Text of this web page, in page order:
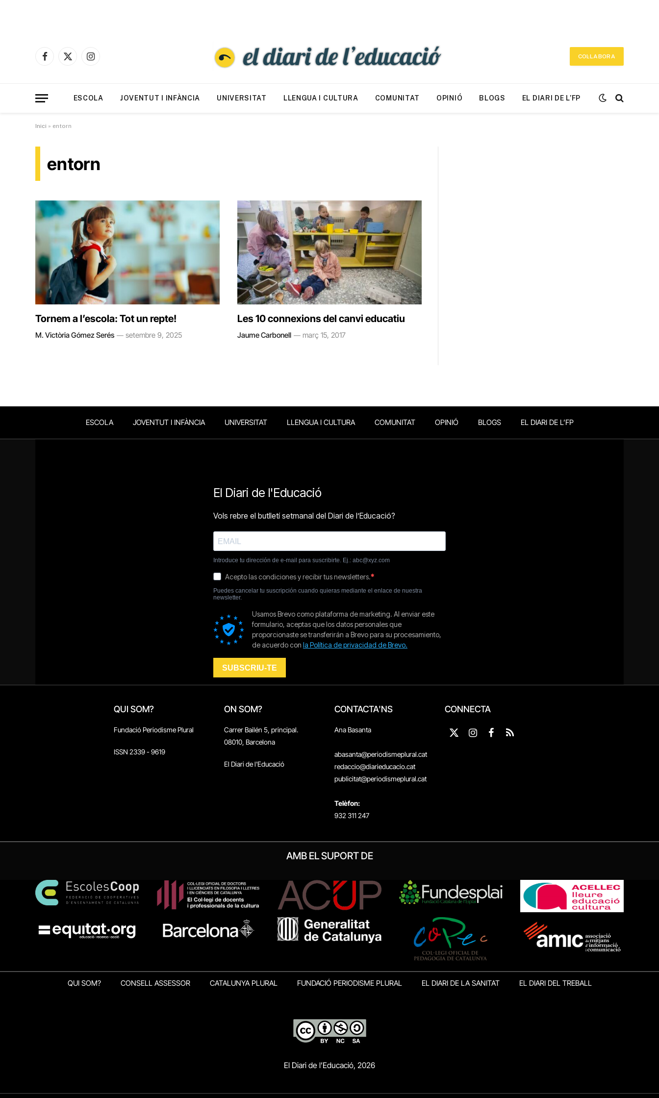
Facebook
X
Instagram
COL·LABORA
ESCOLA JOVENTUT I INFÀNCIA UNIVERSITAT LLENGUA I CULTURA COMUNITAT OPINIÓ BLOGS EL DIARI DE L’FP
Inici » entorn
entorn
Tornem a l’escola: Tot un repte!
M. Victòria Gómez Serés setembre 9, 2025
Les 10 connexions del canvi educatiu
Jaume Carbonell març 15, 2017
ESCOLA JOVENTUT I INFÀNCIA UNIVERSITAT LLENGUA I CULTURA COMUNITAT OPINIÓ BLOGS EL DIARI DE L’FP
QUI SOM?
Fundació Periodisme Plural
ISSN 2339 - 9619
ON SOM?
Carrer Bailén 5, principal.
08010, Barcelona
El Diari de l'Educació
CONTACTA'NS
Ana Basanta
abasanta@periodismeplural.cat
redaccio@diarieducacio.cat
publicitat@periodismeplural.cat
Telèfon:
932 311 247
CONNECTA
X
Instagram
Facebook
RSS
AMB EL SUPORT DE
QUI SOM? CONSELL ASSESSOR CATALUNYA PLURAL FUNDACIÓ PERIODISME PLURAL EL DIARI DE LA SANITAT EL DIARI DEL TREBALL
El Diari de l’Educació, 2026